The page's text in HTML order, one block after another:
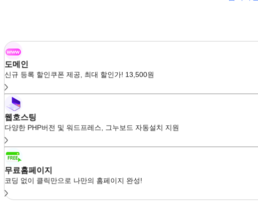
도메인
신규 등록 할인쿠폰 제공, 최대 할인가! 13,500원
웹호스팅
다양한 PHP버전 및 워드프레스, 그누보드 자동설치 지원
무료홈페이지
코딩 없이 클릭만으로 나만의 홈페이지 완성!